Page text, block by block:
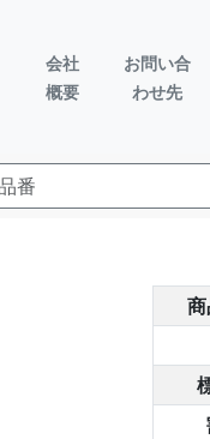
会社
概要
お問い合
わせ先